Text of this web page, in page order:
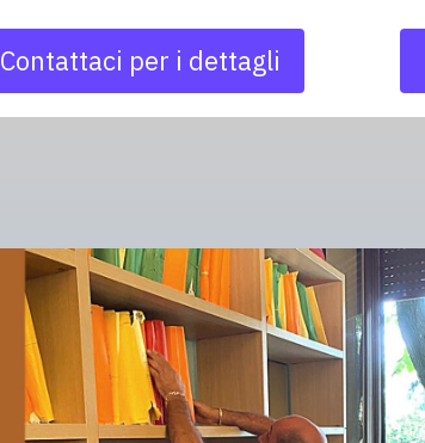
Contattaci per i dettagli